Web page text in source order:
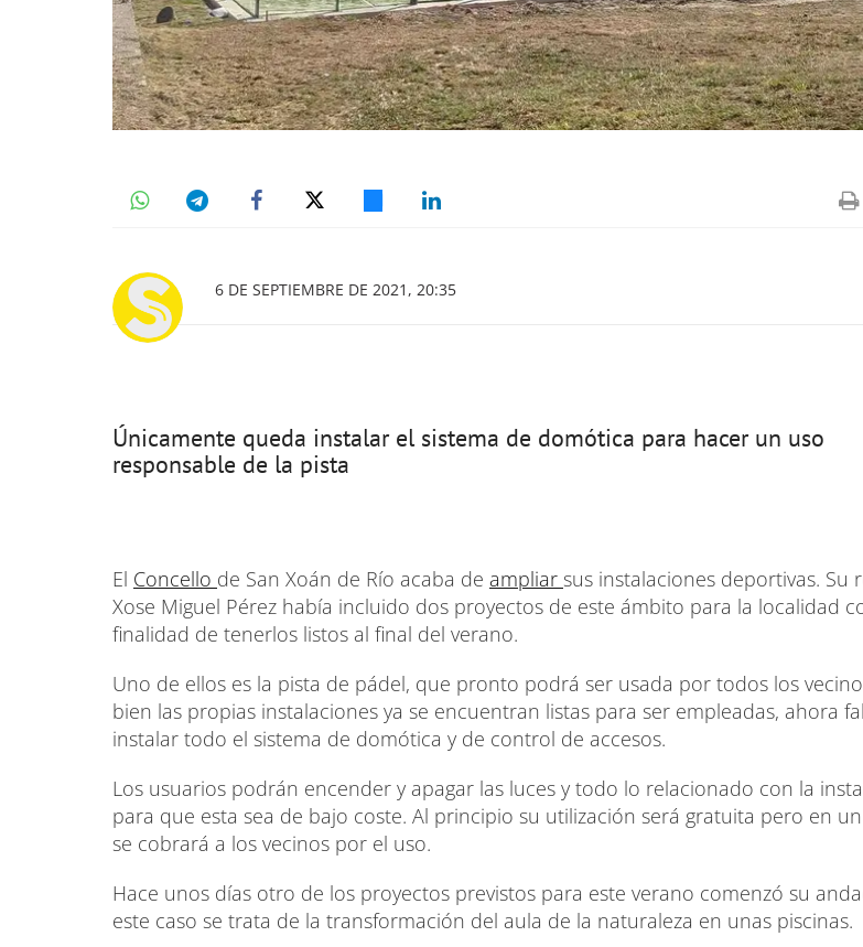
6 DE SEPTIEMBRE DE 2021, 20:35
Únicamente queda instalar el sistema de domótica para hacer un uso
responsable de la pista
El Concello de San Xoán de Río acaba de ampliar sus instalaciones deportivas. Su
Xose Miguel Pérez había incluido dos proyectos de este ámbito para la localidad
finalidad de tenerlos listos al final del verano.
Uno de ellos es la pista de pádel, que pronto podrá ser usada por todos los
bien las propias instalaciones ya se encuentran listas para ser empleadas, ahora
instalar todo el sistema de domótica y de control de accesos.
Los usuarios podrán encender y apagar las luces y todo lo relacionado con la
para que esta sea de bajo coste. Al principio su utilización será gratuita pero en
se cobrará a los vecinos por el uso.
Hace unos días otro de los proyectos previstos para este verano comenzó su
este caso se trata de la transformación del aula de la naturaleza en unas piscinas.